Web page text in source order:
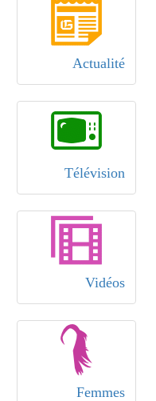
Actualité
Télévision
Vidéos
Femmes